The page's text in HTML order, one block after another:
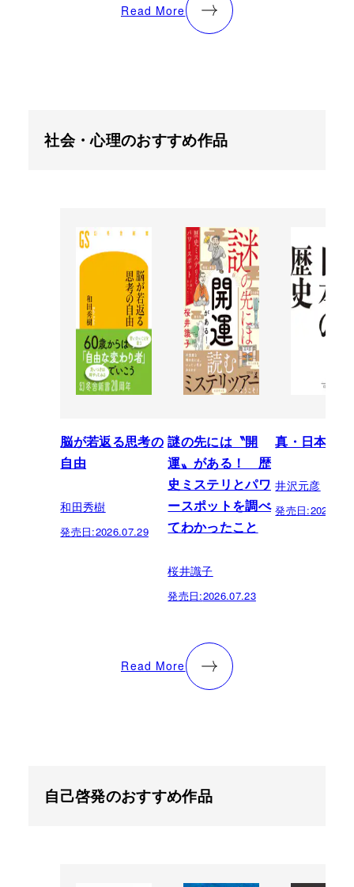
Read More
社会・心理のおすすめ作品
脳が若返る思考の
自由
和田秀樹
発売日:2026.07.29
謎の先には〝開
運〟がある！ 歴
史ミステリとパワ
ースポットを調べ
てわかったこと
桜井識子
発売日:2026.07.23
真・日本の
井沢元彦
発売日:
Read More
自己啓発のおすすめ作品